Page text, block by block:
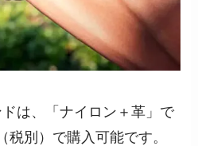
は、「ナイロン＋革」で
税別）で購入可能です。